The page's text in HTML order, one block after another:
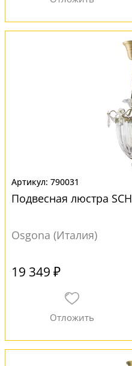
790031
Подвесная люстра
Osgona (Италия)
19 349 ₽